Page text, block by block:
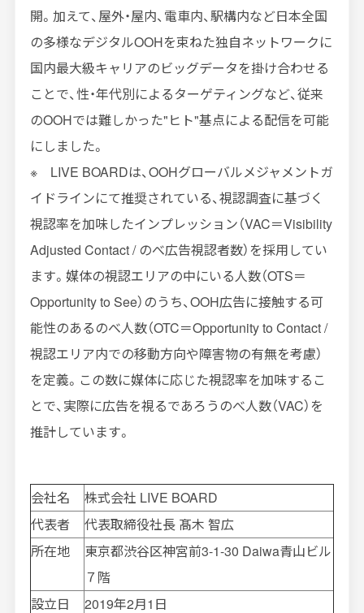
開。加えて、屋外・屋内、電車内、駅構内など日本全国
の多様なデジタルOOHを束ねた独自ネットワークに
国内最大級キャリアのビッグデータを掛け合わせる
ことで、性・年代別によるターゲティングなど、従来
のOOHでは難しかった"ヒト"基点による配信を可能
にしました。
※ LIVE BOARDは、OOHグローバルメジャメントガ
イドラインにて推奨されている、視認調査に基づく
視認率を加味したインプレッション（VAC＝Visibility
Adjusted Contact / のべ広告視認者数）を採用してい
ます。媒体の視認エリアの中にいる人数（OTS＝
Opportunity to See）のうち、OOH広告に接触する可
能性のあるのべ人数（OTC＝Opportunity to Contact /
視認エリア内での移動方向や障害物の有無を考慮）
を定義。この数に媒体に応じた視認率を加味するこ
とで、実際に広告を視るであろうのべ人数（VAC）を
推計しています。
会社名 株式会社 LIVE BOARD
代表者
代表取締役社長 髙木 智広
所在地
東京都渋谷区神宮前3-1-30 Daiwa青山ビル
７階
設立日
2019年2月1 日